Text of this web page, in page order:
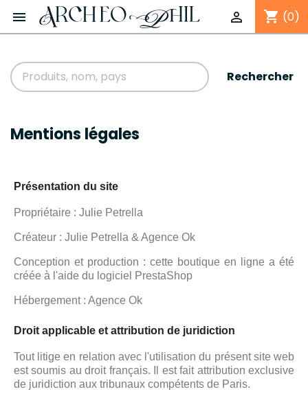
 shopping_cart (0)

Rechercher
Mentions légales
Présentation du site
Propriétaire : Julie Petrella
Créateur : Julie Petrella & Agence Ok
Conception et production : cette boutique en ligne a été
créée à l'aide du logiciel PrestaShop
Hébergement : Agence Ok
Droit applicable et attribution de juridiction
Tout litige en relation avec l'utilisation du présent site web
est soumis au droit français. Il est fait attribution exclusive
de juridiction aux tribunaux compétents de Paris.